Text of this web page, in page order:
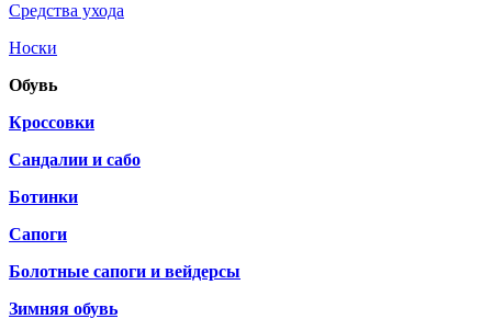
Средства ухода
Носки
Обувь
Кроссовки
Сандалии и сабо
Ботинки
Сапоги
Болотные сапоги и вейдерсы
Зимняя обувь